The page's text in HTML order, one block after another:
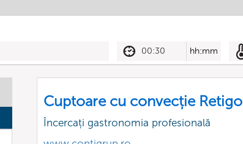
00:30 hh:mm
Cuptoare cu convecție Retigo
Încercați gastronomia profesională